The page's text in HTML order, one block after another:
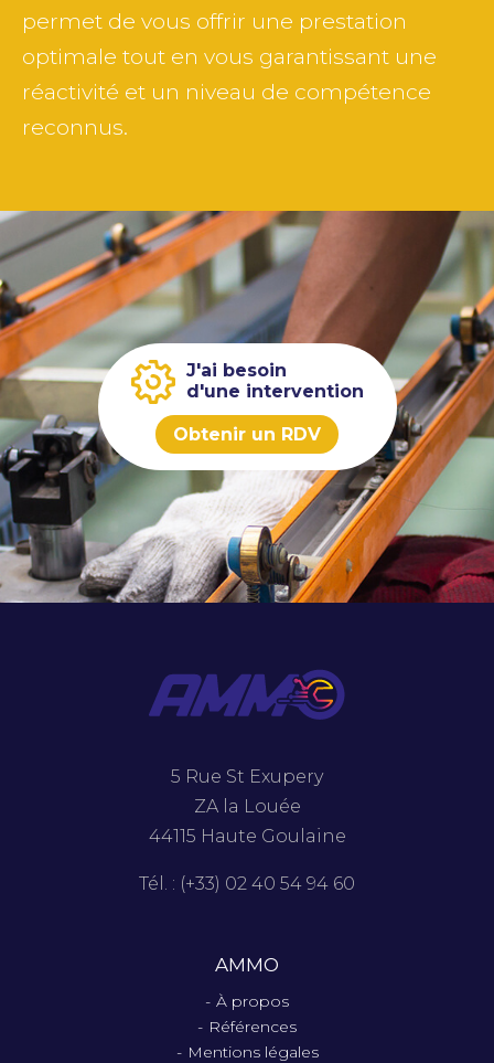
permet de vous offrir une prestation
optimale tout en vous garantissant une
réactivité et un niveau de compétence
reconnus.
J'ai besoin
d'une intervention
Obtenir un RDV
5 Rue St Exupery
ZA la Louée
44115 Haute Goulaine
Tél. : (+33) 02 40 54 94 60
AMMO
À propos
Références
Mentions légales